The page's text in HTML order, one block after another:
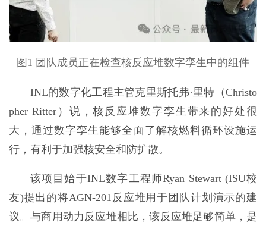
图1 团队成员正在检查核反应堆数字孪生中的组件
INL的数字化工程主管克里斯托弗·里特（Christo
pher Ritter）说，核反应堆数字孪生带来的好处很
大，通过数字孪生能够全面了解核燃料循环设施运
行，有利于加强核安全和防扩散。
该项目始于INL数字工程师Ryan Stewart (ISU校
友)提出的将AGN-201反应堆用于团队计划演示的建
议。与商用动力反应堆相比，该反应堆足够简单，是